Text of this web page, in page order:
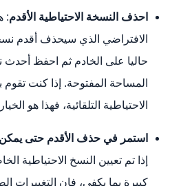
احذف النسخة الاحتياطية الأقدم:
الافتراضي الذي سيحذف أقدم
حاليا على الخادم ثم احفظ
المساحة المفتوحة. إذا كنت
الاحتياطية التلقائية، فهذا هو
استمر في حذف الأقدم حتى
إذا تم تعيين النسخ الاحتياطية
كبيرة بما يكفي، فإن التغييرات